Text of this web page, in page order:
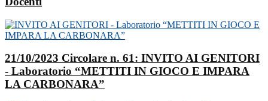
21/10/2023 Circolare n. 61: INVITO AI GENITORI
- Laboratorio “METTITI IN GIOCO E IMPARA
LA CARBONARA”